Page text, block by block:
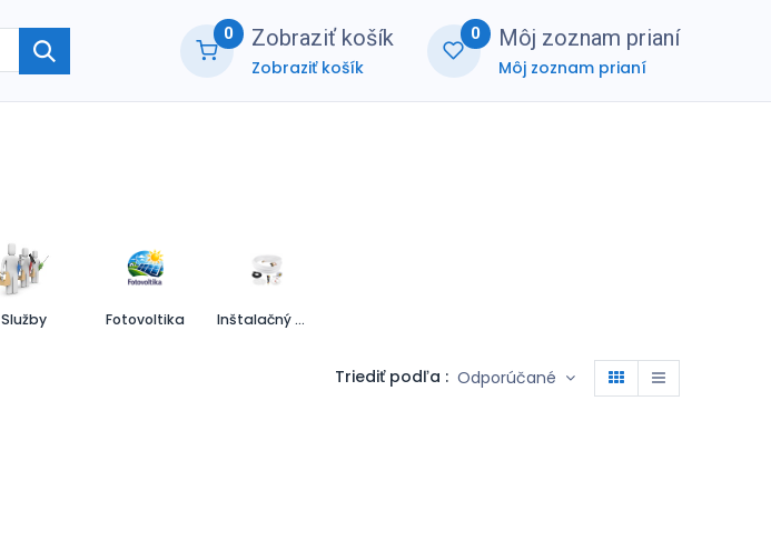
0 Zobraziť košík
Zobraziť košík
0 Môj zoznam prianí
Môj zoznam prianí
Služby Fotovoltika Inštalačný materiál
Triediť podľa : Odporúčané